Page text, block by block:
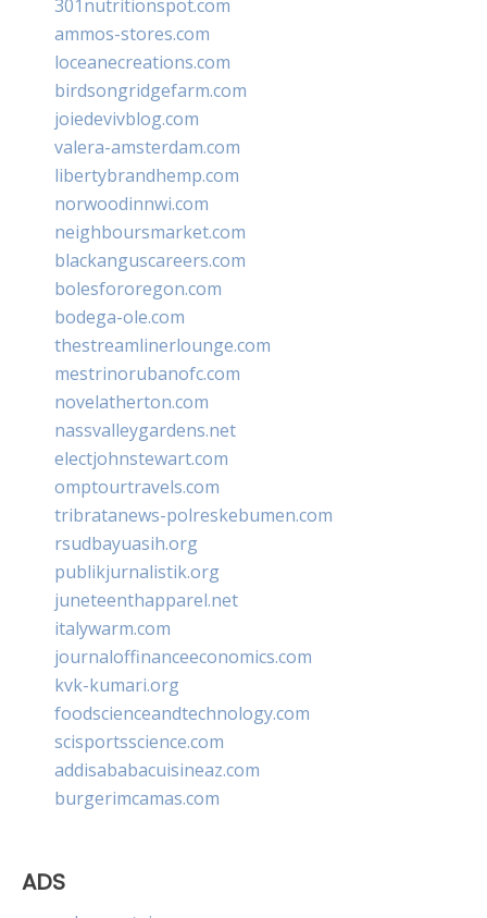
301nutritionspot.com
ammos-stores.com
loceanecreations.com
birdsongridgefarm.com
joiedevivblog.com
valera-amsterdam.com
libertybrandhemp.com
norwoodinnwi.com
neighboursmarket.com
blackanguscareers.com
bolesfororegon.com
bodega-ole.com
thestreamlinerlounge.com
mestrinorubanofc.com
novelatherton.com
nassvalleygardens.net
electjohnstewart.com
omptourtravels.com
tribratanews-polreskebumen.com
rsudbayuasih.org
publikjurnalistik.org
juneteenthapparel.net
italywarm.com
journaloffinanceeconomics.com
kvk-kumari.org
foodscienceandtechnology.com
scisportsscience.com
addisababacuisineaz.com
burgerimcamas.com
ADS